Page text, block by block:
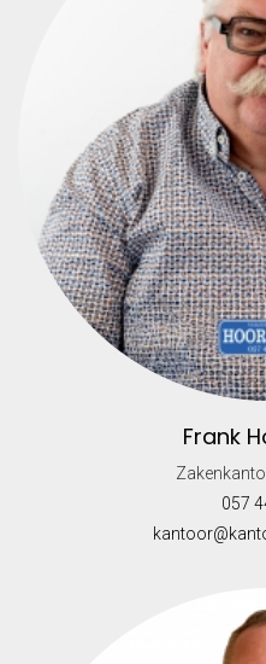
Frank
057